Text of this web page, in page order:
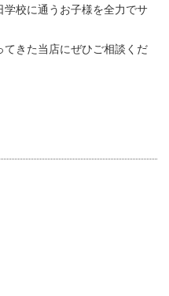
校に通うお子様を全力でサ
きた当店にぜひご相談くだ